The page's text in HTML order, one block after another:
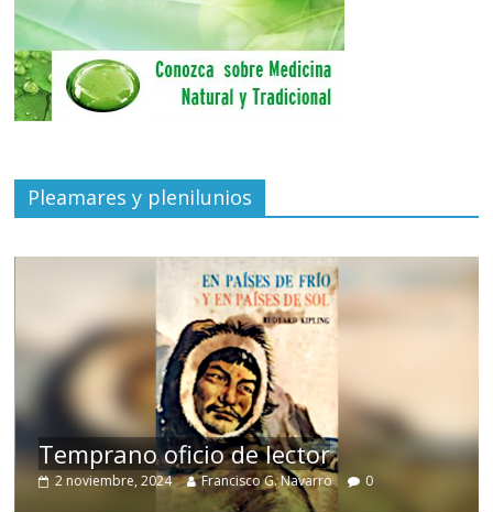
Pleamares y plenilunios
Temprano oficio de lector
2 noviembre, 2024 Francisco G. Navarro 0